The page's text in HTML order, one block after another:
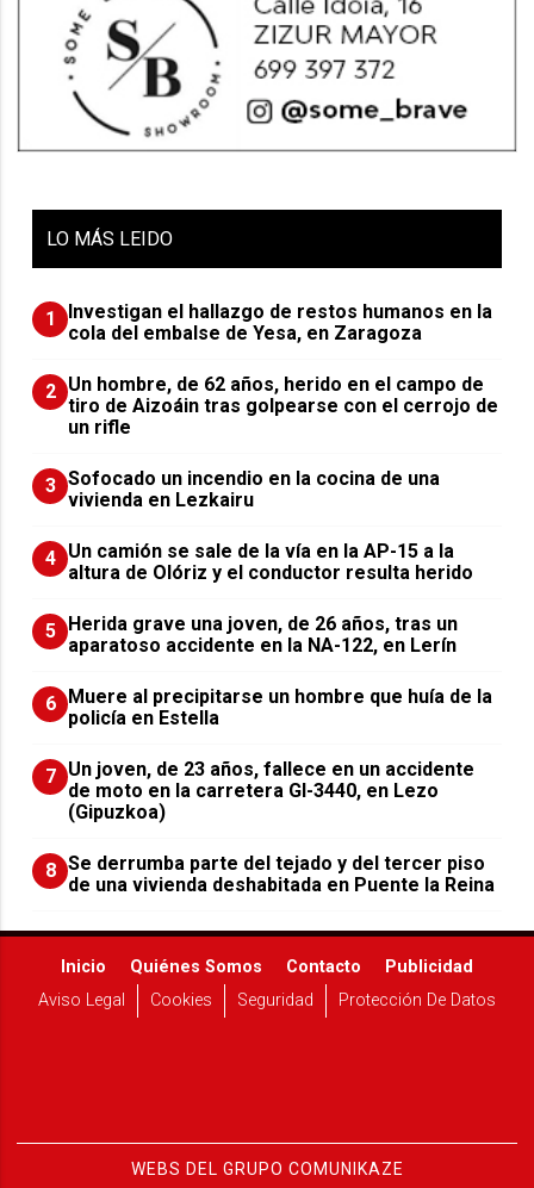
LO MÁS LEIDO
1
Investigan el hallazgo de restos humanos en la
cola del embalse de Yesa, en Zaragoza
2 Un hombre, de 62 años, herido en el campo de
tiro de Aizoáin tras golpearse con el cerrojo de
un rifle
3 Sofocado un incendio en la cocina de una
vivienda en Lezkairu
4 Un camión se sale de la vía en la AP-15 a la
altura de Olóriz y el conductor resulta herido
5 Herida grave una joven, de 26 años, tras un
aparatoso accidente en la NA-122, en Lerín
6 Muere al precipitarse un hombre que huía de la
policía en Estella
7 Un joven, de 23 años, fallece en un accidente
de moto en la carretera GI-3440, en Lezo
(Gipuzkoa)
8 Se derrumba parte del tejado y del tercer piso
de una vivienda deshabitada en Puente la Reina
Inicio Quiénes Somos Contacto
Publicidad
Aviso Legal
Cookies Seguridad Protección De Datos
WEBS DEL GRUPO COMUNIKAZE